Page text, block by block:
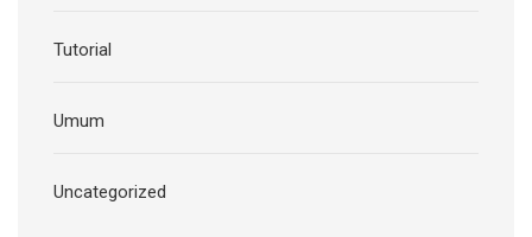
Tutorial
Umum
Uncategorized